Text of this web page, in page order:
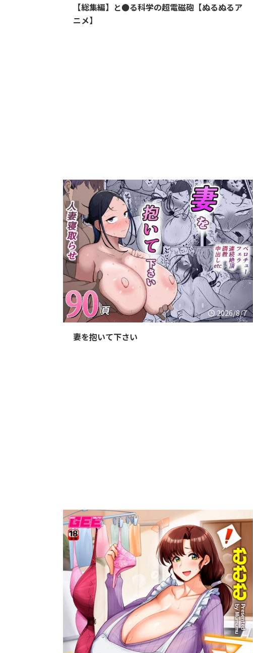
【総集編】と●る科学の超電磁砲【ぬるぬるア
ニメ】
2026/8/7
妻を抱いて下さい